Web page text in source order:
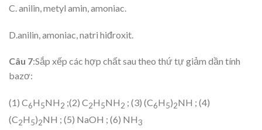
C. anilin, metyl amin, amoniac.
D.anilin, amoniac, natri hiđroxit.
Câu 7:Sắp xếp các hợp chất sau theo thứ tự giảm dần tính
bazơ:
(1) C6H5NH2 ;(2) C2H5NH2 ; (3) (C6H5)2NH ; (4)
(C2H5)2NH ; (5) NaOH ; (6) NH3